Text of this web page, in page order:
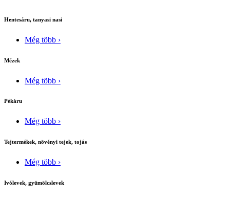
Hentesáru, tanyasi nasi
Még több ›
Mézek
Még több ›
Pékáru
Még több ›
Tejtermékek, növényi tejek, tojás
Még több ›
Ivólevek, gyümölcslevek